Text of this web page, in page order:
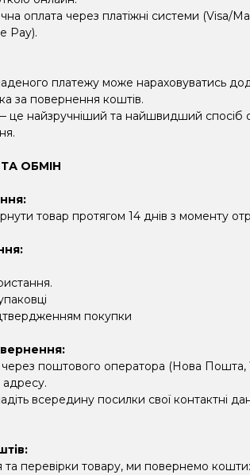
оплата через платіжні системи (Visa/
Pay).
платежу може нараховуватись
за повернення коштів.
це найзручніший та найшвидший спосіб
ОБМІН
товар протягом 14 днів з моменту
покупки
через поштового оператора (Нова
адресу.
всередину посилки свої контактні
та перевірки товару, ми повернемо кошти: